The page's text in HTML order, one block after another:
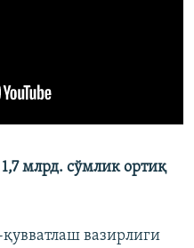
млрд. сўмлик ортиқ
вазирлиги